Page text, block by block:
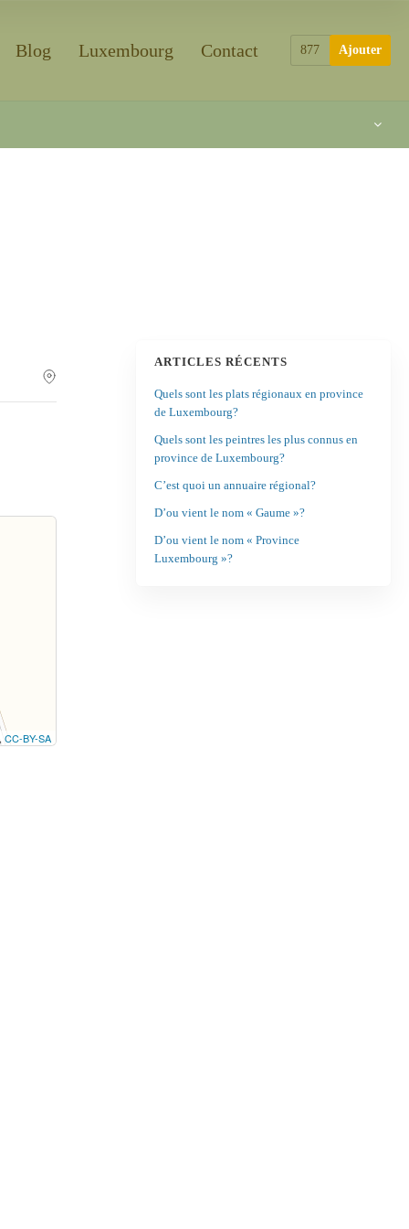
Blog Luxembourg Contact 877 Ajouter
CC-BY-SA
ARTICLES RÉCENTS
Quels sont les plats régionaux en province
de Luxembourg?
Quels sont les peintres les plus connus en
province de Luxembourg?
C’est quoi un annuaire régional?
D’ou vient le nom « Gaume »?
D’ou vient le nom « Province
Luxembourg »?